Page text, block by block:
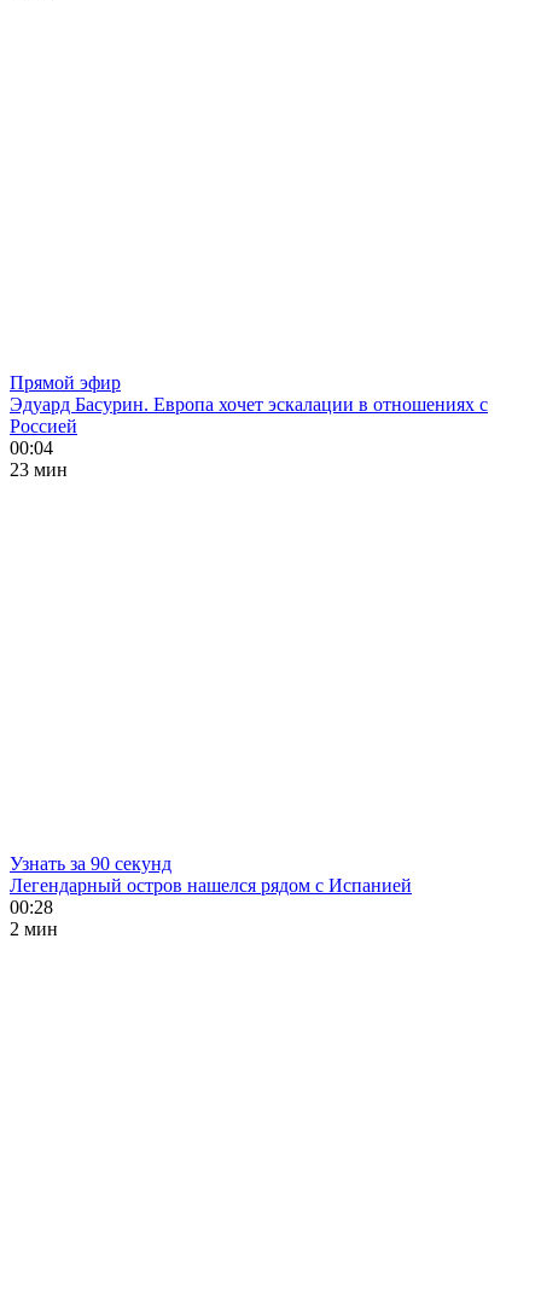
Прямой эфир
Эдуард Басурин. Европа хочет эскалации в отношениях с
Россией
00:04
23 мин
Узнать за 90 секунд
Легендарный остров нашелся рядом с Испанией
00:28
2 мин